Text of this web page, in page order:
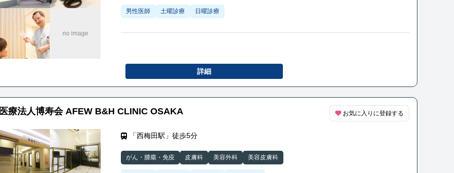
男性医師 土曜診療 日曜診療
詳細
医療法人博寿会 AFEW B&H CLINIC OSAKA お気に入りに登録する
「西梅田駅」徒歩5分
がん・腫瘍・免疫 皮膚科 美容外科 美容皮膚科